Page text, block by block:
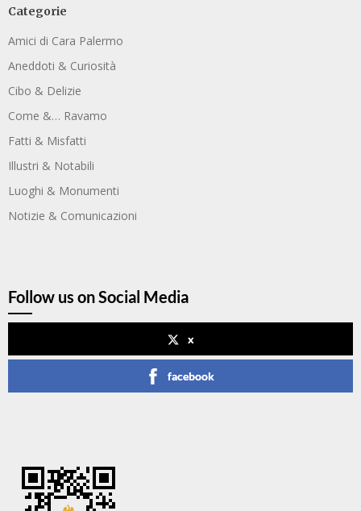
Categorie
Amici di Cara Palermo
Aneddoti & Curiosità
Cibo & Delizie
Come &… Ravamo
Fatti & Misfatti
Illustri & Notabili
Luoghi & Monumenti
Notizie & Comunicazioni
Follow us on Social Media
x
facebook